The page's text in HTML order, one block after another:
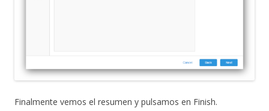
Finalmente vemos el resumen y pulsamos en Finish.